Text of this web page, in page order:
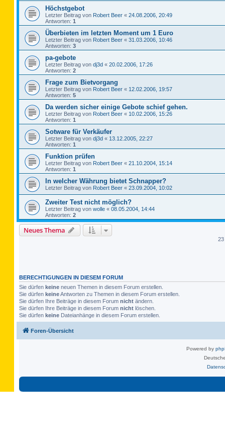
Höchstgebot
Letzter Beitrag von Robert Beer « 24.08.2006, 20:49
Antworten: 1
Überbieten im letzten Moment um 1 Euro
Letzter Beitrag von Robert Beer « 31.03.2006, 10:46
Antworten: 3
pa-gebote
Letzter Beitrag von dj3d « 20.02.2006, 17:26
Antworten: 2
Frage zum Bietvorgang
Letzter Beitrag von Robert Beer « 12.02.2006, 19:57
Antworten: 5
Da werden sicher einige Gebote schief gehen.
Letzter Beitrag von Robert Beer « 10.02.2006, 15:26
Antworten: 1
Sotware für Verkäufer
Letzter Beitrag von dj3d « 13.12.2005, 22:27
Antworten: 1
Funktion prüfen
Letzter Beitrag von Robert Beer « 21.10.2004, 15:14
Antworten: 1
In welcher Währung bietet Schnapper?
Letzter Beitrag von Robert Beer « 23.09.2004, 10:02
Zweiter Test nicht möglich?
Letzter Beitrag von wolle « 08.05.2004, 14:44
Antworten: 2
Neues Thema
23
BERECHTIGUNGEN IN DIESEM FORUM
Sie dürfen keine neuen Themen in diesem Forum erstellen.
Sie dürfen keineAntworten zu Themen in diesem Forum erstellen.
Sie dürfen Ihre Beiträge in diesem Forum nicht ändern.
Sie dürfen Ihre Beiträge in diesem Forum nicht löschen.
Sie dürfen keine Dateianhänge in diesem Forum erstellen.
Foren-Übersicht
Powered by